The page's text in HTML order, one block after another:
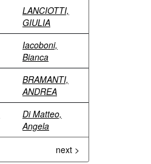
LANCIOTTI,
GIULIA
Iacoboni,
Bianca
BRAMANTI,
ANDREA
Di Matteo,
Angela
next >